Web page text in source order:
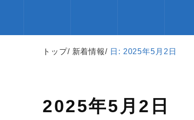
トップ 新着情報 日: 2025年5月2日
2025年5月2日